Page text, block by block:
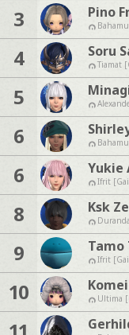
3 Pino
4 Soru
Tiamat
5
6
6 Yukie
Ifrit
8 Ksk
9 Tamo
Ifrit
10 Ultima